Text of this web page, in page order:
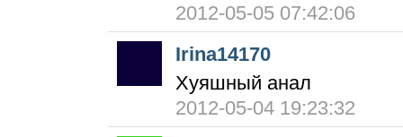
2012-05-05 07:42:06
Irina14170
Хуяшный анал
2012-05-04 19:23:32